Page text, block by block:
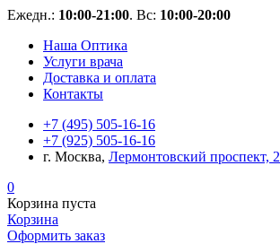
Ежедн.: 10:00-21:00. Вс: 10:00-20:00
Наша Оптика
Услуги врача
Доставка и оплата
Контакты
+7 (495) 505-16-16
+7 (925) 505-16-16
г. Москва, Лермонтовский проспект, 2
0
Корзина пуста
Корзина
Оформить заказ